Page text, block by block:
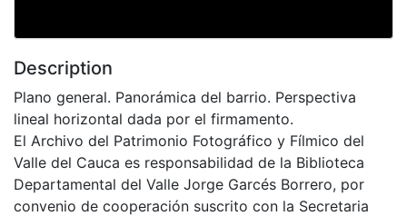
Description
Plano general. Panorámica del barrio. Perspectiva
lineal horizontal dada por el firmamento.
El Archivo del Patrimonio Fotográfico y Fílmico del
Valle del Cauca es responsabilidad de la Biblioteca
Departamental del Valle Jorge Garcés Borrero, por
convenio de cooperación suscrito con la Secretaria